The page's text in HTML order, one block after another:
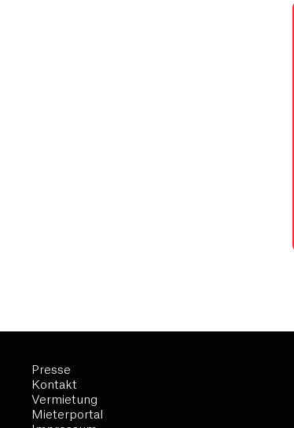
Presse
Kontakt
Vermietung
Mieterportal